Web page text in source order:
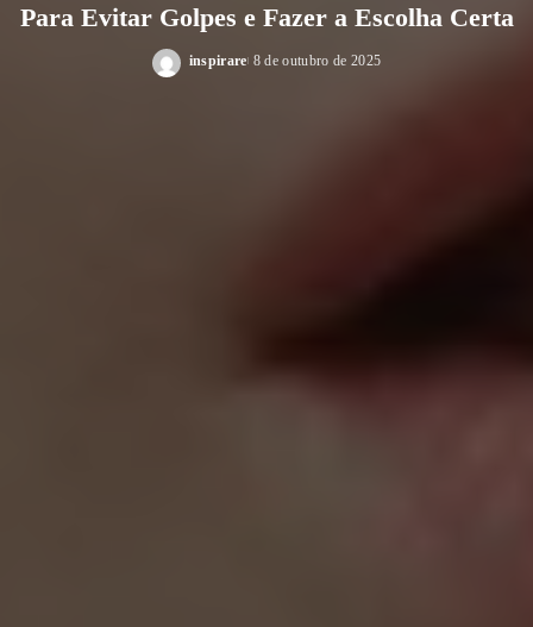
Para Evitar Golpes e Fazer a Escolha Certa
Posted
inspirare 8 de outubro de 2025